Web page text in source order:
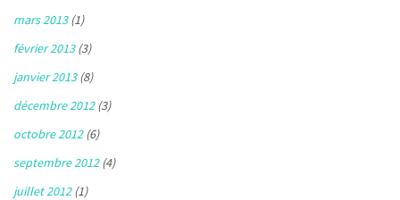
mars 2013(1)
février 2013(3)
janvier 2013(8)
décembre 2012(3)
octobre 2012(6)
septembre 2012(4)
juillet 2012(1)